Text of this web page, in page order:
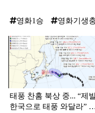
영화1승 영화기생
탑
라
인
태풍 찬홈 북상 중... “제
한국으로 태풍 와달라”